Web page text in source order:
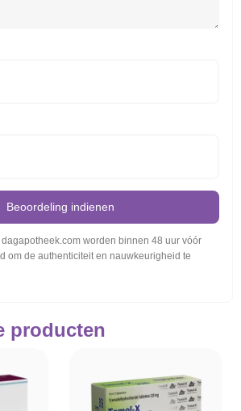
Beoordeling indienen
worden binnen 48 uur vóór
om de authenticiteit en nauwkeurigheid te
producten